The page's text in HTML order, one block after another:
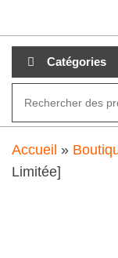
au
contenuCatégories
Accueil »
Limitée]